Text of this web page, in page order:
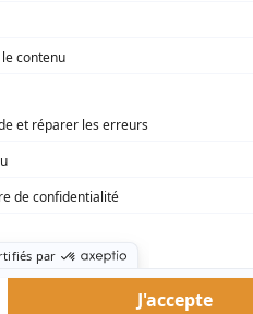
surnomme parfois «l’encyclopédie de
On peut l’entendre régulièrement